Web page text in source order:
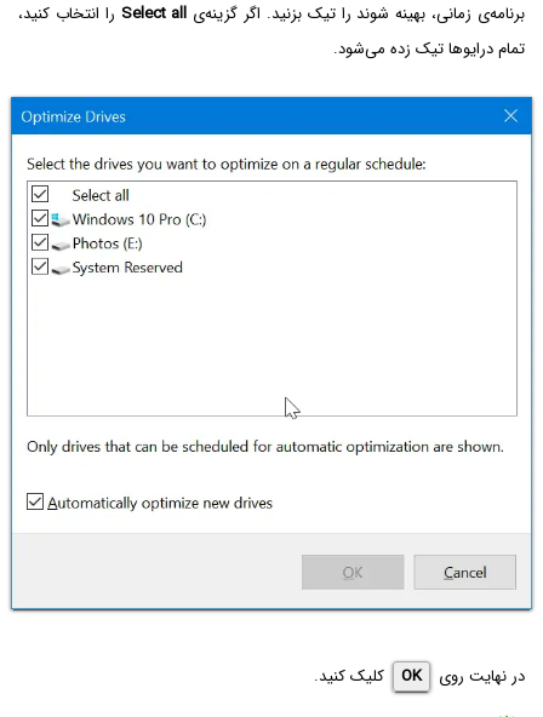
برنامه‌ی زمانی، بهینه شوند را تیک بزنید. اگر گزینه‌ی Select all‌ را انتخاب کنید،
تمام درایوها تیک زده می‌شود.
در نهایت روی OK کلیک کنید.